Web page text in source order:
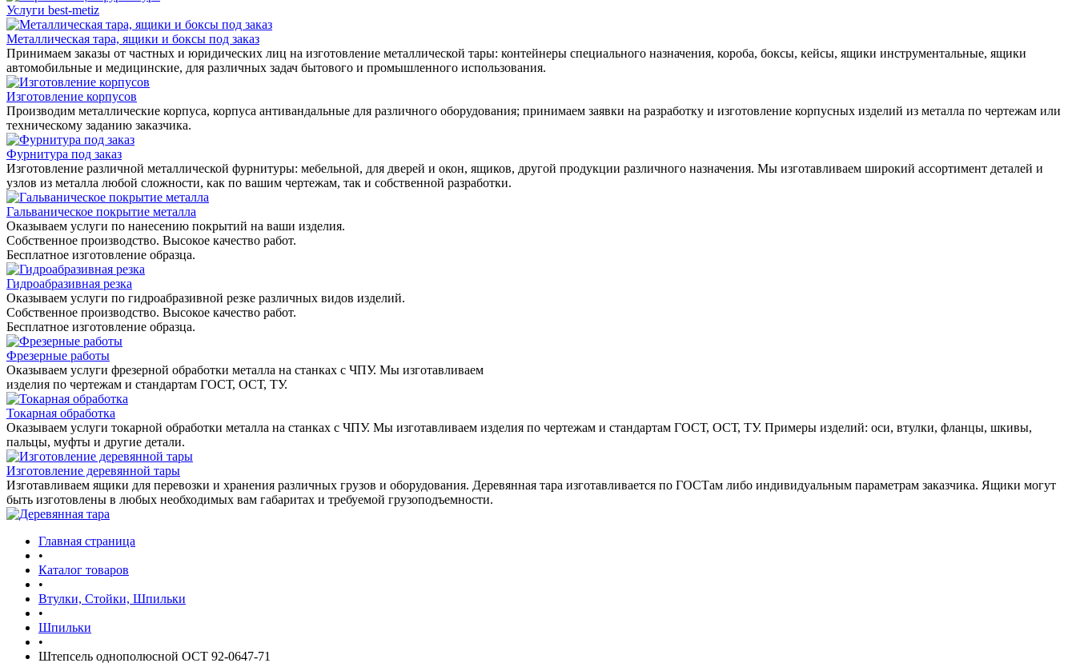
Услуги best-metiz
Металлическая тара, ящики и боксы под заказ
Принимаем заказы от частных и юридических лиц на изготовление металлической тары: контейнеры специального назначения, короба, боксы, кейсы, ящики инструментальные, ящики
автомобильные и медицинские, для различных задач бытового и промышленного использования.
Изготовление корпусов
Производим металлические корпуса, корпуса антивандальные для различного оборудования; принимаем заявки на разработку и изготовление корпусных изделий из металла по чертежам или
техническому заданию заказчика.
Фурнитура под заказ
Изготовление различной металлической фурнитуры: мебельной, для дверей и окон, ящиков, другой продукции различного назначения. Мы изготавливаем широкий ассортимент деталей и
узлов из металла любой сложности, как по вашим чертежам, так и собственной разработки.
Гальваническое покрытие металла
Оказываем услуги по нанесению покрытий на ваши изделия.
Собственное производство. Высокое качество работ.
Бесплатное изготовление образца.
Гидроабразивная резка
Оказываем услуги по гидроабразивной резке различных видов изделий.
Собственное производство. Высокое качество работ.
Бесплатное изготовление образца.
Фрезерные работы
Оказываем услуги фрезерной обработки металла на станках с ЧПУ. Мы изготавливаем
изделия по чертежам и стандартам ГОСТ, ОСТ, ТУ.
Токарная обработка
Оказываем услуги токарной обработки металла на станках с ЧПУ. Мы изготавливаем изделия по чертежам и стандартам ГОСТ, ОСТ, ТУ. Примеры изделий: оси, втулки, фланцы, шкивы,
пальцы, муфты и другие детали.
Изготовление деревянной тары
Изготавливаем ящики для перевозки и хранения различных грузов и оборудования. Деревянная тара изготавливается по ГОСТам либо индивидуальным параметрам заказчика. Ящики могут
быть изготовлены в любых необходимых вам габаритах и требуемой грузоподъемности.
Главная страница
•
Каталог товаров
•
Втулки, Стойки, Шпильки
•
Шпильки
•
Штепсель однополюсной ОСТ 92-0647-71